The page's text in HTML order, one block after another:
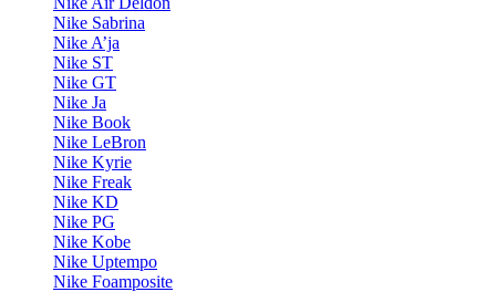
Nike Sabrina
Nike A’ja
Nike ST
Nike GT
Nike Ja
Nike Book
Nike LeBron
Nike Kyrie
Nike Freak
Nike KD
Nike PG
Nike Kobe
Nike Uptempo
Nike Foamposite